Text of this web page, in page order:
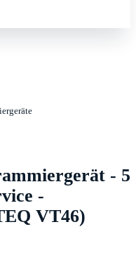
- 5
-
VT46)